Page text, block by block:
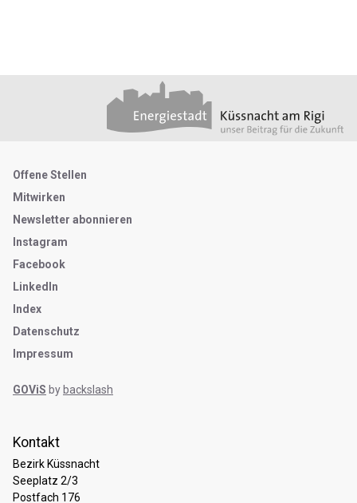
Kontakt
Bezirk Küssnacht
Seeplatz 2/3
Postfach 176
Metanavigation
Offene Stellen
Mitwirken
Newsletter abonnieren
Instagram
Facebook
LinkedIn
Index
Datenschutz
Impressum
GOViS by backslash